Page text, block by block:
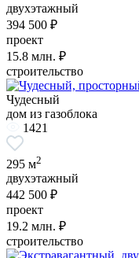
двухэтажный
394 500 ₽
проект
15.8 млн. ₽
строительство
Чудесный
дом из газоблока
1421
295 м2
двухэтажный
442 500 ₽
проект
19.2 млн. ₽
строительство